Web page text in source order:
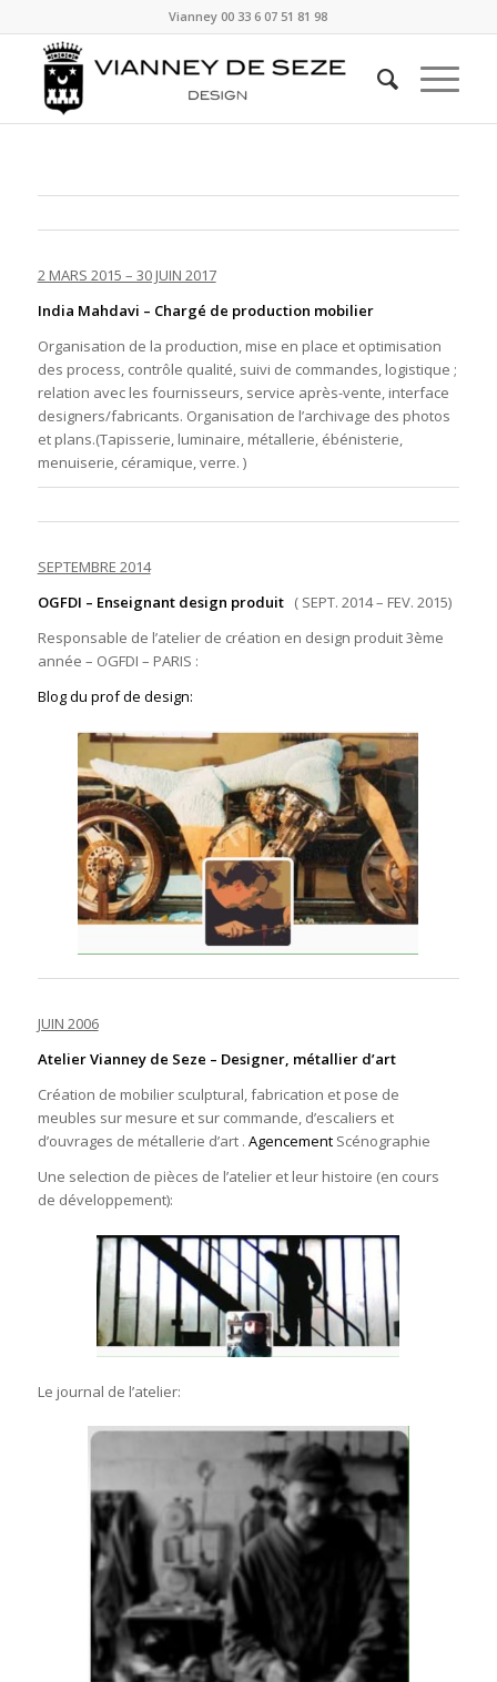
Vianney00 33 6 07 51 81 98
2 MARS 2015 – 30 JUIN 2017
India Mahdavi – Chargé de production mobilier
Organisation de la production, mise en place et optimisation
des process, contrôle qualité, suivi de commandes, logistique ;
relation avec les fournisseurs, service après-­vente, interface
designers/fabricants. Organisation de l’archivage des photos
et plans.(Tapisserie, luminaire, métallerie, ébénisterie,
menuiserie, céramique, verre. )
SEPTEMBRE 2014
OGFDI – Enseignant design produit( SEPT. 2014 – FEV. 2015)
Responsable de l’atelier de création en design produit 3ème
année – OGFDI – PARIS :
Blog du prof de design:
JUIN 2006
Atelier Vianney de Seze – Designer, métallier d’art
Création de mobilier sculptural, fabrication et pose de
meubles sur mesure et sur commande, d’escaliers et
d’ouvrages de métallerie d’art . Agencement Scénographie
Une selection de pièces de l’atelier et leur histoire (en cours
de développement):
Le journal de l’atelier: